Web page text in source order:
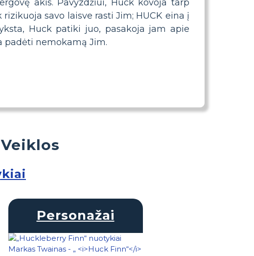
akis. Pavyzdžiui, Huck kovoja tarp
savo laisve rasti Jim; HUCK eina į
Huck patiki juo, pasakoja jam apie
padėti nemokamą Jim.
Personažai